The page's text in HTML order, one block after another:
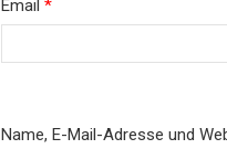
Email *
Name, E-Mail-Adresse und